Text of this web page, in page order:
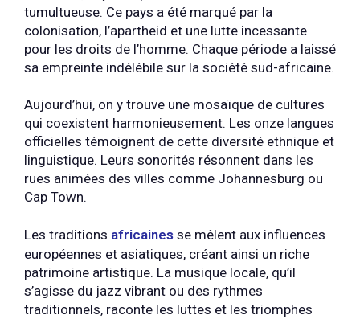
tumultueuse. Ce pays a été marqué par la
colonisation, l’apartheid et une lutte incessante
pour les droits de l’homme. Chaque période a laissé
sa empreinte indélébile sur la société sud-africaine.
Aujourd’hui, on y trouve une mosaïque de cultures
qui coexistent harmonieusement. Les onze langues
officielles témoignent de cette diversité ethnique et
linguistique. Leurs sonorités résonnent dans les
rues animées des villes comme Johannesburg ou
Cap Town.
Les traditions africaines se mêlent aux influences
européennes et asiatiques, créant ainsi un riche
patrimoine artistique. La musique locale, qu’il
s’agisse du jazz vibrant ou des rythmes
traditionnels, raconte les luttes et les triomphes